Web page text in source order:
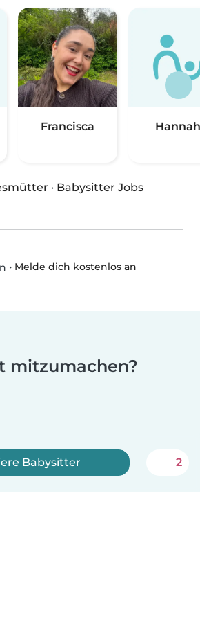
Francisca Hannah
· Babysitter Jobs
• Melde dich kostenlos an
mitzumachen?
Babysitter 2